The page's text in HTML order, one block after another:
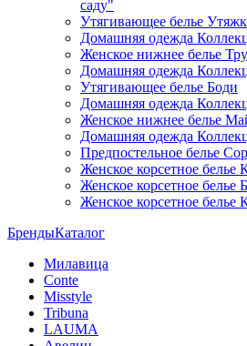
саду"
Утягивающее белье
Домашняя одежда
Женское нижнее белье
Домашняя одежда
Утягивающее белье Боди
Домашняя одежда
Женское нижнее белье
Домашняя одежда
Предпостельное белье
Женское корсетное белье
Женское корсетное белье
Женское корсетное белье
БрендыКаталог
Милавица
Conte
Misstyle
Tribuna
LAUMA